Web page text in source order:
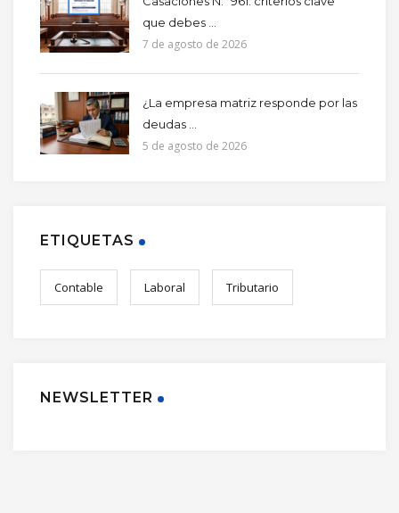
que debes ...
7 de agosto de 2026
¿La empresa matriz responde por las
deudas ...
5 de agosto de 2026
ETIQUETAS
Contable Laboral Tributario
NEWSLETTER